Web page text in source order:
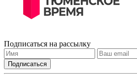
Подписаться на рассылку